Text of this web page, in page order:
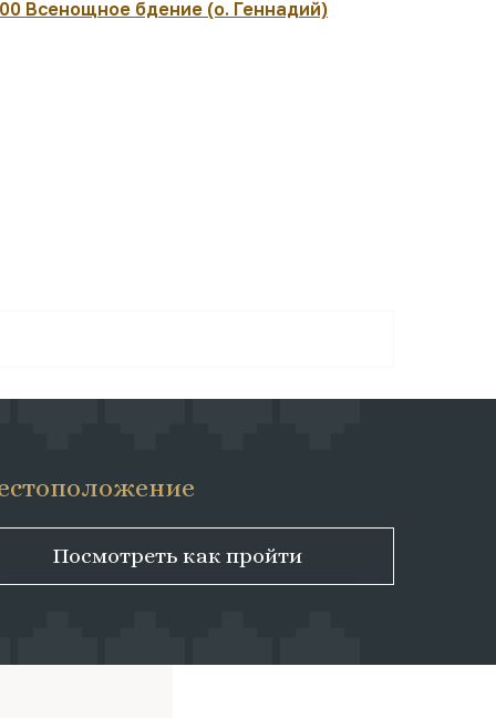
Всенощное бдение (о. Геннадий)
Посмотреть как пройти